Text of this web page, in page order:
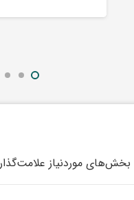
بخش‌های موردنیاز